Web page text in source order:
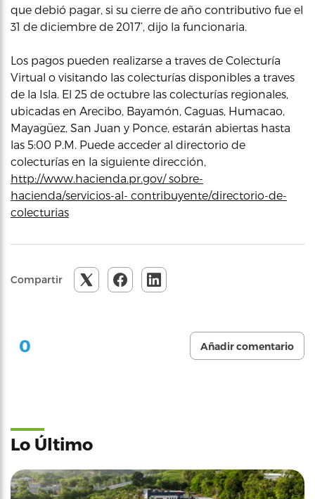
que debió pagar, si su cierre de año contributivo fue el
31 de diciembre de 2017’, dijo la funcionaria.
Los pagos pueden realizarse a traves de Colecturía
Virtual o visitando las colecturías disponibles a traves
de la Isla. El 25 de octubre las colecturías regionales,
ubicadas en Arecibo, Bayamón, Caguas, Humacao,
Mayagüez, San Juan y Ponce, estarán abiertas hasta
las 5:00 P.M. Puede acceder al directorio de
colecturías en la siguiente dirección,
http://www.hacienda.pr.gov/ sobre-
hacienda/servicios-al- contribuyente/directorio-de-
colecturias
Compartir
0 Añadir comentario
Lo Último